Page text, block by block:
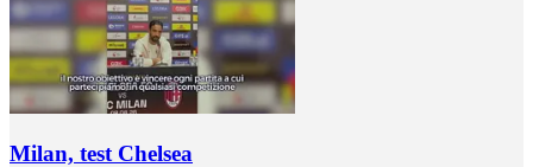
Milan, test Chelsea